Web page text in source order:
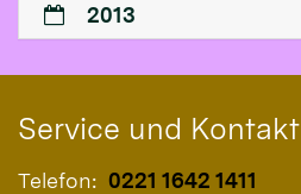
2013
Service und Kontakt
Telefon: 0221 1642 1411